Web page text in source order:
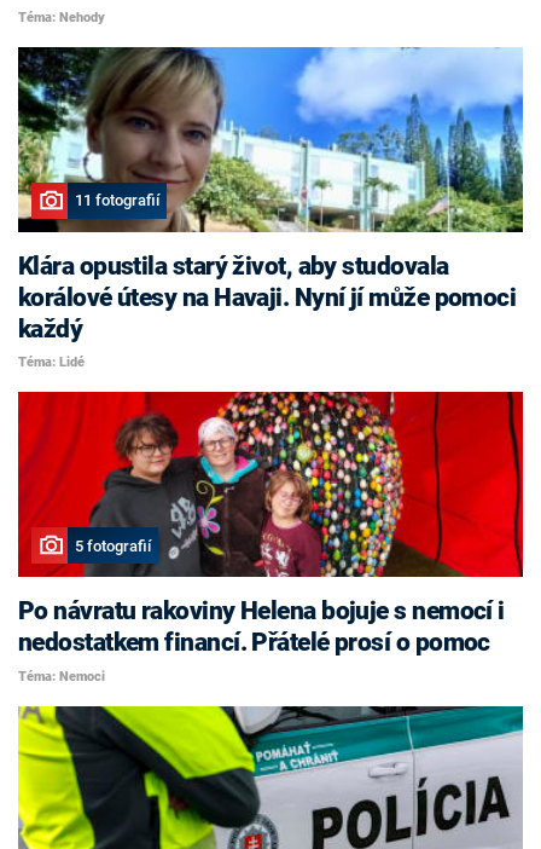
Téma: Nehody
11 fotografií
Klára opustila starý život, aby studovala
korálové útesy na Havaji. Nyní jí může pomoci
každý
Téma: Lidé
5 fotografií
Po návratu rakoviny Helena bojuje s nemocí i
nedostatkem financí. Přátelé prosí o pomoc
Téma: Nemoci